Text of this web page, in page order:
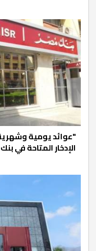
"عوائد يومية
الإدخار المتاحة في